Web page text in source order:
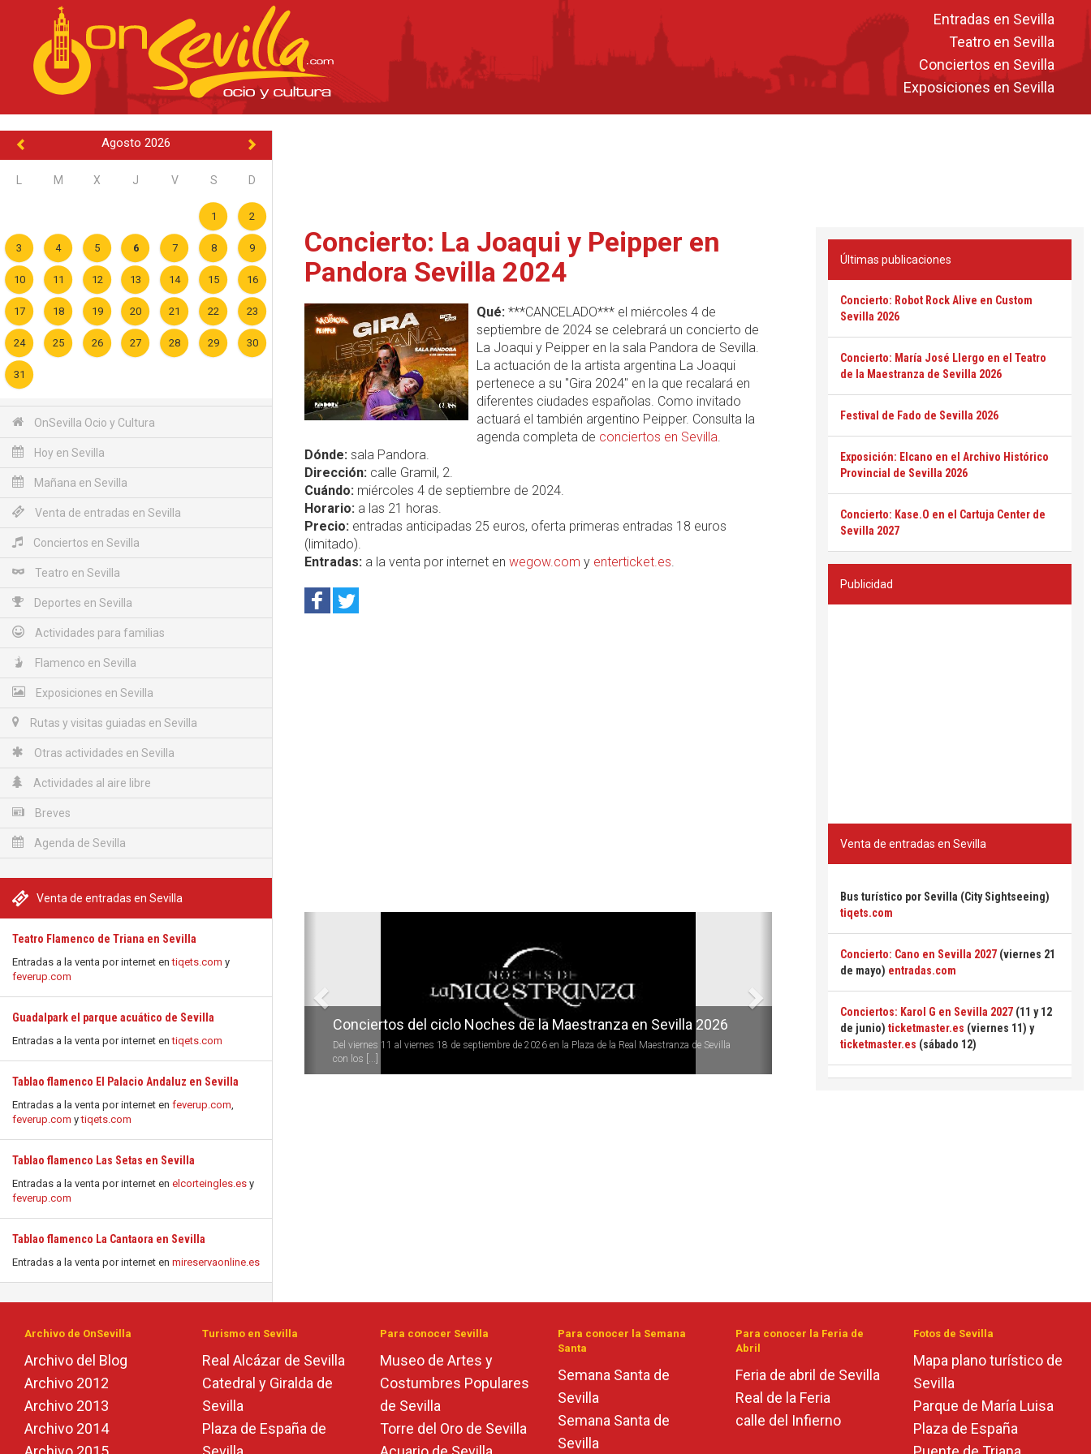
Entradas en Sevilla
Teatro en Sevilla
Conciertos en Sevilla
Exposiciones en Sevilla
Agosto 2026
M X J V S D
1 2
3 4 5 6 7 8 9
10 11 12 13 14 15 16
17 18 19 20 21 22 23
24 25 26 27 28 29 30
31
OnSevilla Ocio y Cultura
Hoy en Sevilla
Mañana en Sevilla
Venta de entradas en Sevilla
Conciertos en Sevilla
Teatro en Sevilla
Deportes en Sevilla
Actividades para familias
Flamenco en Sevilla
Exposiciones en Sevilla
Rutas y visitas guiadas en Sevilla
Otras actividades en Sevilla
Actividades al aire libre
Breves
Agenda de Sevilla
Venta de entradas en Sevilla
Teatro Flamenco de Triana en Sevilla
Entradas a la venta por internet entiqets.com y
feverup.com
Guadalpark el parque acuático de Sevilla
Entradas a la venta por internet entiqets.com
Tablao flamenco El Palacio Andaluz en Sevilla
Entradas a la venta por internet en feverup.com,
feverup.com ytiqets.com
Tablao flamenco Las Setas en Sevilla
Entradas a la venta por internet en elcorteingles.es y
feverup.com
Tablao flamenco La Cantaora en Sevilla
Entradas a la venta por internet en mireservaonline.es
Concierto: La Joaqui y Peipper en
Pandora Sevilla 2024
Qué:***CANCELADO*** el miércoles 4 de
septiembre de 2024 se celebrará un concierto de
La Joaqui y Peipper en la sala Pandora de Sevilla.
La actuación de la artista argentina La Joaqui
pertenece a su "Gira 2024" en la que recalará en
diferentes ciudades españolas. Como invitado
actuará el también argentino Peipper. Consulta la
agenda completa de conciertos en Sevilla.
Dónde: sala Pandora.
Dirección: calle Gramil, 2.
Cuándo: miércoles 4 de septiembre de 2024.
Horario: a las 21 horas.
Precio: entradas anticipadas 25 euros, oferta primeras entradas 18 euros
(limitado).
Entradas: a la venta por internet en wegow.com y enterticket.es.
Conciertos del ciclo Noches de la Maestranza en Sevilla 2026
Del viernes 11 al viernes 18 de septiembre de 2026 en la Plaza de la Real Maestranza de Sevilla
con los [...]
Últimas publicaciones
Concierto: Robot Rock Alive en Custom
Sevilla 2026
Concierto: María José Llergo en el Teatro
de la Maestranza de Sevilla 2026
Festival de Fado de Sevilla 2026
Exposición: Elcano en el Archivo Histórico
Provincial de Sevilla 2026
Concierto: Kase.O en el Cartuja Center de
Sevilla 2027
Publicidad
Venta de entradas en Sevilla
Bus turístico por Sevilla (City Sightseeing)
tiqets.com
Concierto: Cano en Sevilla 2027 (viernes 21
de mayo) entradas.com
Conciertos: Karol G en Sevilla 2027 (11 y 12
de junio) ticketmaster.es (viernes 11) y
ticketmaster.es (sábado 12)
Archivo de OnSevilla
Archivo del Blog
Archivo 2012
Archivo 2013
Archivo 2014
Turismo en Sevilla
Real Alcázar de Sevilla
Catedral y Giralda de
Sevilla
Plaza de España de
Para conocer Sevilla
Museo de Artes y
Costumbres Populares
de Sevilla
Torre del Oro de Sevilla
Para conocer la Semana
Santa
Semana Santa de
Sevilla
Semana Santa de
Sevilla
Para conocer la Feria de
Abril
Feria de abril de Sevilla
Real de la Feria
calle del Infierno
Fotos de Sevilla
Mapa plano turístico de
Sevilla
Parque de María Luisa
Plaza de España